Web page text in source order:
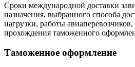
Сроки международной доставки
назначения, выбранного способа
нагрузки, работы
прохождения таможенного
Таможенное оформление